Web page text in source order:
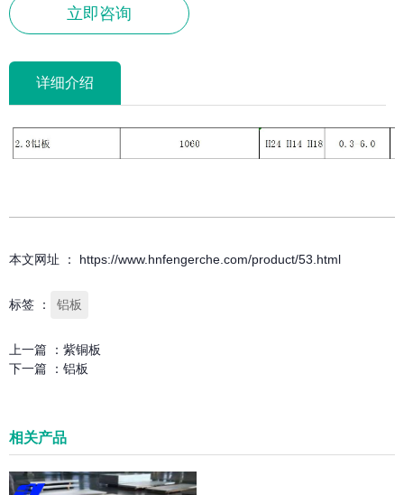
立即咨询
详细介绍
本文网址 ： https://www.hnfengerche.com/product/53.html
标签 ： 铝板
上一篇 ： 紫铜板
下一篇 ： 铝板
相关产品